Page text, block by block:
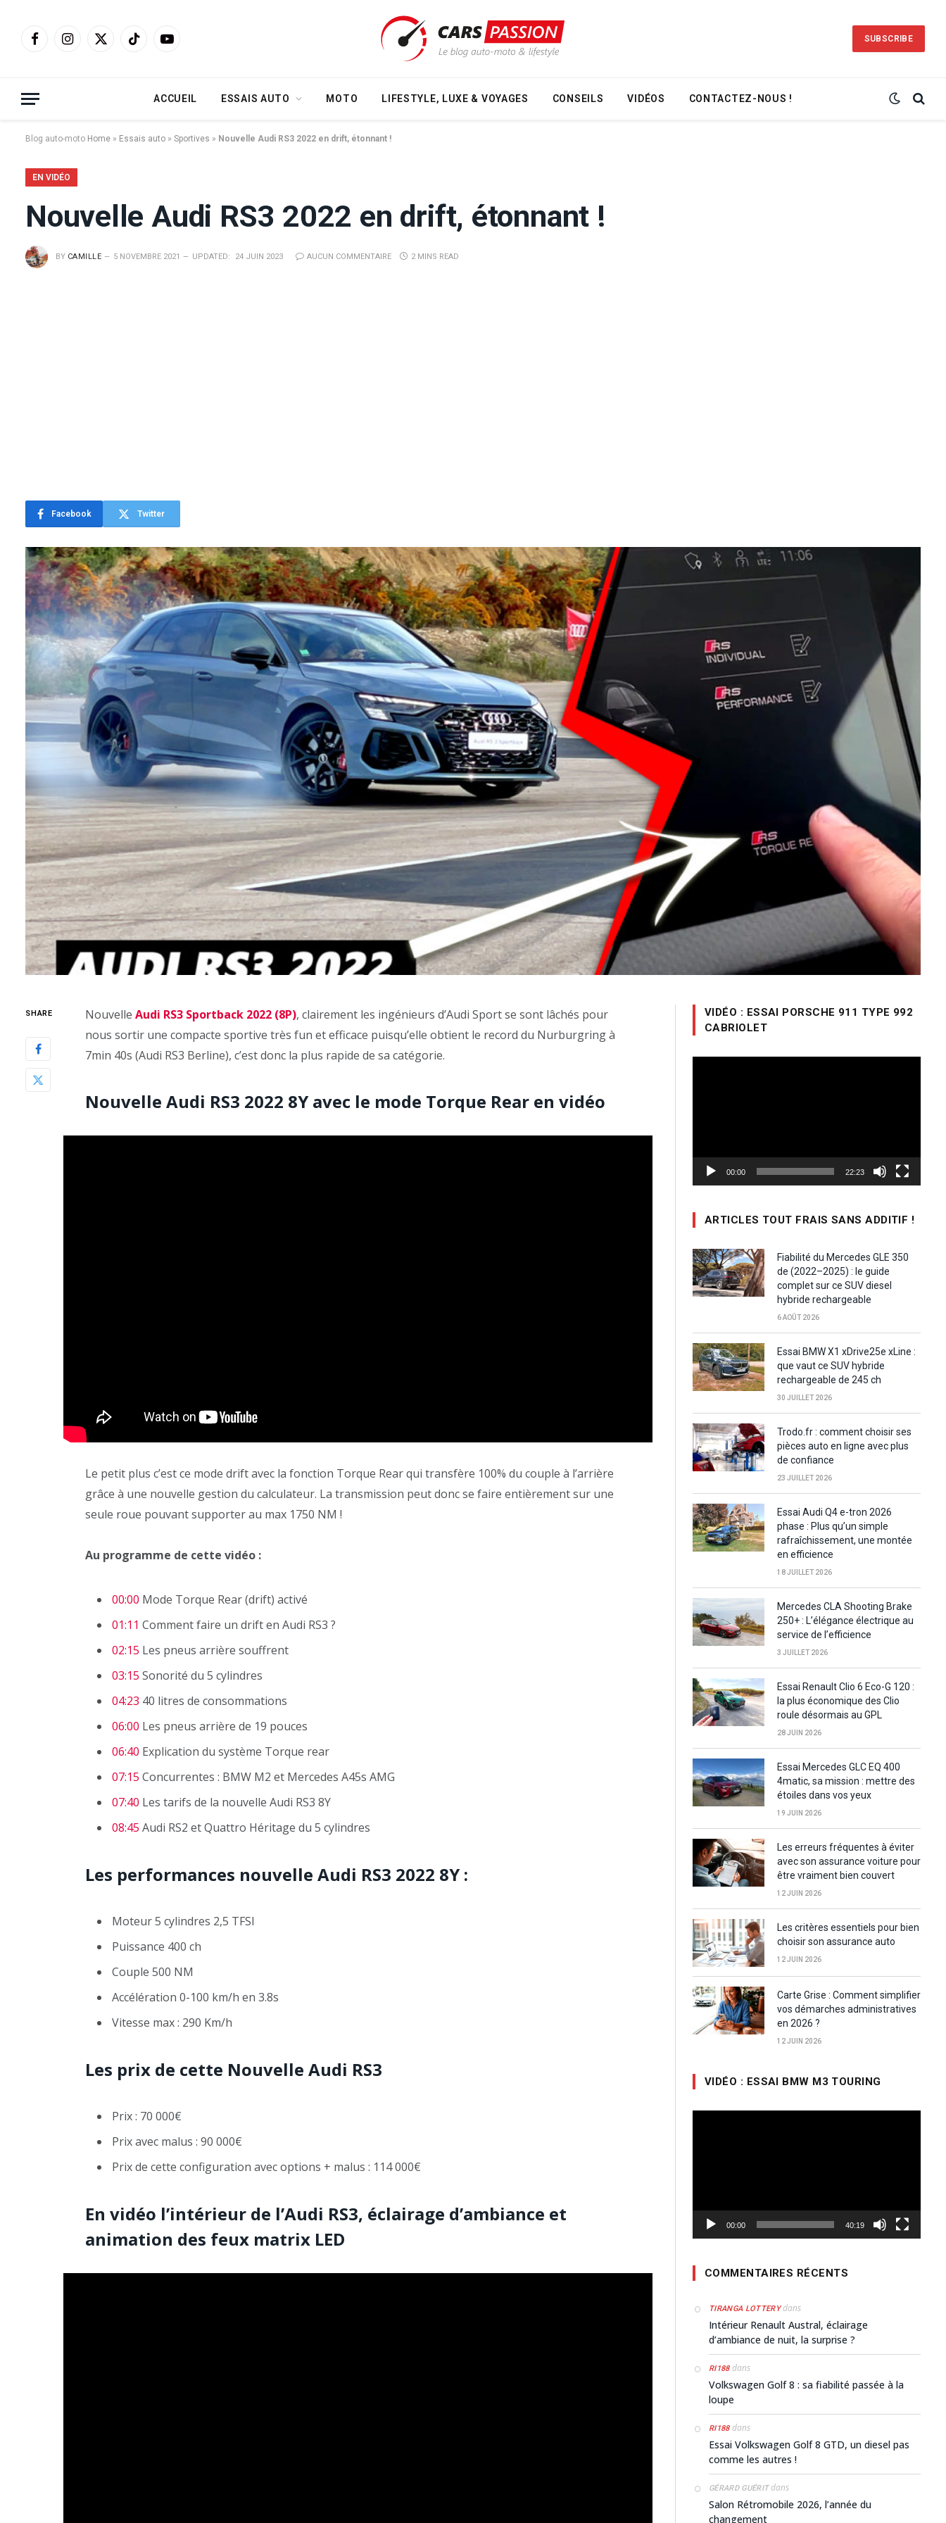
FacebookInstagram
X
TikTokYouTube SUBSCRIBE
ACCUEIL ESSAIS AUTO MOTO LIFESTYLE, LUXE & VOYAGES CONSEILS VIDÉOS CONTACTEZ-NOUS !
Blog auto-moto Home » Essais auto » Sportives » Nouvelle Audi RS3 2022 en drift, étonnant !
EN VIDÉO
Nouvelle Audi RS3 2022 en drift, étonnant !
BY CAMILLE 5 NOVEMBRE 2021 UPDATED: 24 JUIN 2023 AUCUN COMMENTAIRE 2 MINS READ
Facebook Twitter
SHARE Nouvelle Audi RS3 Sportback 2022 (8P), clairement les ingénieurs d’Audi Sport se sont lâchés pour
nous sortir une compacte sportive très fun et efficace puisqu’elle obtient le record du Nurburgring à
7min 40s (Audi RS3 Berline), c’est donc la plus rapide de sa catégorie.
Nouvelle Audi RS3 2022 8Y avec le mode Torque Rear en vidéo
Le petit plus c’est ce mode drift avec la fonction Torque Rear qui transfère 100% du couple à l’arrière
grâce à une nouvelle gestion du calculateur. La transmission peut donc se faire entièrement sur une
seule roue pouvant supporter au max 1750 NM !
Au programme de cette vidéo :
00:00 Mode Torque Rear (drift) activé
01:11 Comment faire un drift en Audi RS3 ?
02:15 Les pneus arrière souffrent
03:15 Sonorité du 5 cylindres
04:23 40 litres de consommations
06:00 Les pneus arrière de 19 pouces
06:40 Explication du système Torque rear
07:15 Concurrentes : BMW M2 et Mercedes A45s AMG
07:40 Les tarifs de la nouvelle Audi RS3 8Y
08:45 Audi RS2 et Quattro Héritage du 5 cylindres
Les performances nouvelle Audi RS3 2022 8Y :
Moteur 5 cylindres 2,5 TFSI
Puissance 400 ch
Couple 500 NM
Accélération 0-100 km/h en 3.8s
Vitesse max : 290 Km/h
Les prix de cette Nouvelle Audi RS3
Prix : 70 000€
Prix avec malus : 90 000€
Prix de cette configuration avec options + malus : 114 000€
En vidéo l’intérieur de l’Audi RS3, éclairage d’ambiance et
animation des feux matrix LED
VIDÉO : ESSAI PORSCHE 911 TYPE 992
CABRIOLET
00:00 22:23
ARTICLES TOUT FRAIS SANS ADDITIF !
Fiabilité du Mercedes GLE 350
de (2022–2025) : le guide
complet sur ce SUV diesel
hybride rechargeable
6 AOÛT 2026
Essai BMW X1 xDrive25e xLine :
que vaut ce SUV hybride
rechargeable de 245 ch
30 JUILLET 2026
Trodo.fr : comment choisir ses
pièces auto en ligne avec plus
de confiance
23 JUILLET 2026
Essai Audi Q4 e-tron 2026
phase : Plus qu’un simple
rafraîchissement, une montée
en efficience
18 JUILLET 2026
Mercedes CLA Shooting Brake
250+ : L’élégance électrique au
service de l’efficience
3 JUILLET 2026
Essai Renault Clio 6 Eco-G 120 :
la plus économique des Clio
roule désormais au GPL
28 JUIN 2026
Essai Mercedes GLC EQ 400
4matic, sa mission : mettre des
étoiles dans vos yeux
19 JUIN 2026
Les erreurs fréquentes à éviter
avec son assurance voiture pour
être vraiment bien couvert
12 JUIN 2026
Les critères essentiels pour bien
choisir son assurance auto
12 JUIN 2026
Carte Grise : Comment simplifier
vos démarches administratives
en 2026 ?
12 JUIN 2026
VIDÉO : ESSAI BMW M3 TOURING
00:00 40:19
COMMENTAIRES RÉCENTS
TIRANGA LOTTERYdans
Intérieur Renault Austral, éclairage
d’ambiance de nuit, la surprise ?
RI188dans
Volkswagen Golf 8 : sa fiabilité passée à la
loupe
RI188dans
Essai Volkswagen Golf 8 GTD, un diesel pas
comme les autres !
GÉRARD GUÉRITdans
Salon Rétromobile 2026, l’année du
changement